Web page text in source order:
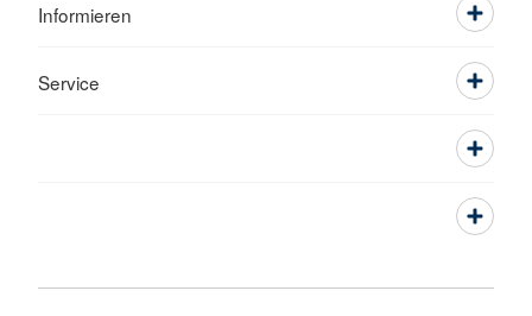
Informieren
Service